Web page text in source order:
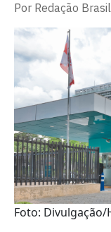
Por Redação
Foto: